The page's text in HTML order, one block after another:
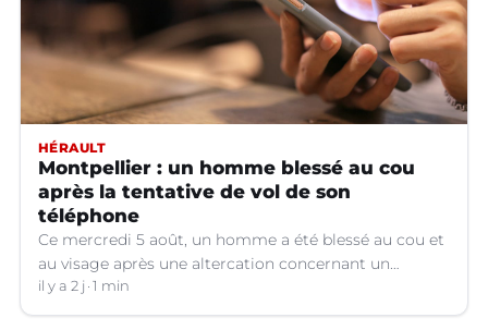
HÉRAULT
Montpellier : un homme blessé au cou
après la tentative de vol de son
téléphone
Ce mercredi 5 août, un homme a été blessé au cou et
au visage après une altercation concernant un
téléphone portable à Montpellier (Hérault).
il y a 2 j 1 min